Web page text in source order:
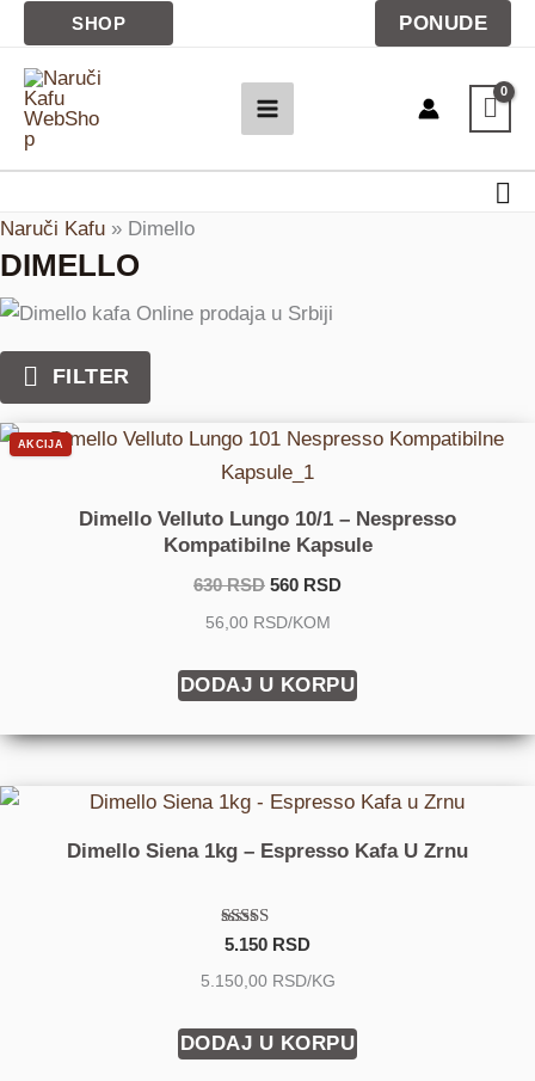
sadržaj
SHOP PONUDE
Naruči Kafu » Dimello
DIMELLO
FILTER
AKCIJA
Dimello Velluto Lungo 10/1 – Nespresso
Kompatibilne Kapsule
630RSD
Originalna
je
630 RSD.
560 RSD
Trenutna
56,00 RSD/KOM
DODAJ U KORPU
Dimello Siena 1kg – Espresso Kafa U Zrnu
Ocenjeno sa
od 5
5.150 RSD
5.150,00 RSD/KG
DODAJ U KORPU